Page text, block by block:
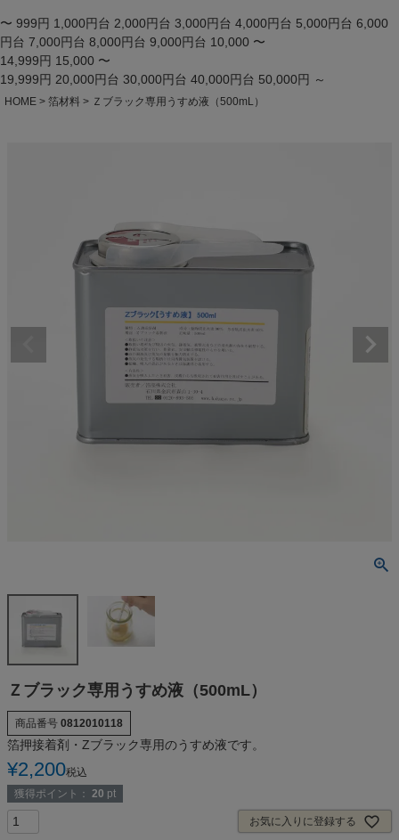
〜 999円 1,000円台 2,000円台 3,000円台 4,000円台 5,000円台 6,000
円台 7,000円台 8,000円台 9,000円台 10,000 〜
14,999円 15,000 〜
19,999円 20,000円台 30,000円台 40,000円台 50,000円 ～
HOME 箔材料 Ｚブラック専用うすめ液（500mL）
Ｚブラック専用うすめ液（500mL）
商品番号 0812010118
箔押接着剤・Zブラック専用のうすめ液です。
¥2,200税込
獲得ポイント： 20 pt
お気に入りに登録する